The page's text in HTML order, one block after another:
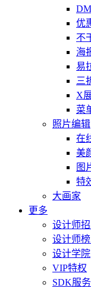
优
不
海
易
三
X
菜
照片编辑
在
美
图
特
大画家
更多
设计师
设计师
设计学院
VIP特权
SDK服务